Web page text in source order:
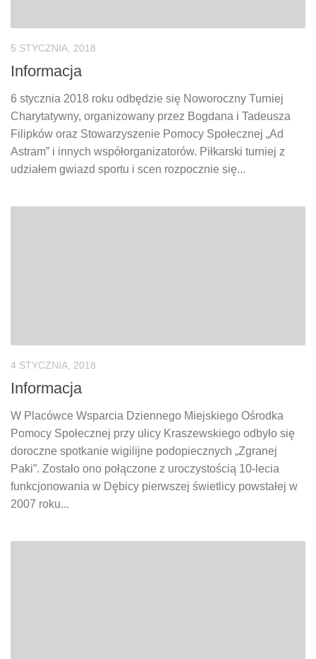
5 STYCZNIA, 2018
Informacja
6 stycznia 2018 roku odbędzie się Noworoczny Turniej
Charytatywny, organizowany przez Bogdana i Tadeusza
Filipków oraz Stowarzyszenie Pomocy Społecznej „Ad
Astram” i innych współorganizatorów. Piłkarski turniej z
udziałem gwiazd sportu i scen rozpocznie się...
4 STYCZNIA, 2018
Informacja
W Placówce Wsparcia Dziennego Miejskiego Ośrodka
Pomocy Społecznej przy ulicy Kraszewskiego odbyło się
doroczne spotkanie wigilijne podopiecznych „Zgranej
Paki”. Zostało ono połączone z uroczystością 10-lecia
funkcjonowania w Dębicy pierwszej świetlicy powstałej w
2007 roku...